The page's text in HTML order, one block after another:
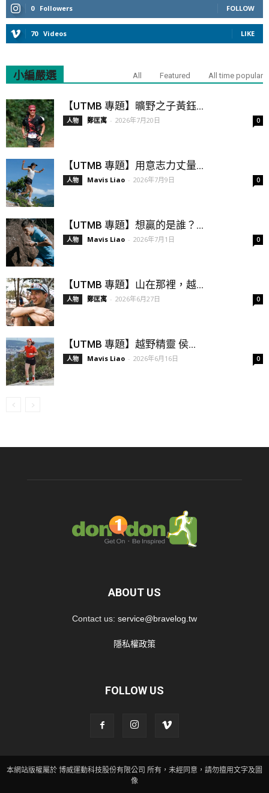
0 Followers FOLLOW
70 Videos LIKE
小編嚴選 All Featured All time popular
【UTMB 專題】曠野之子黃鈺...
人物 鄭匡寓 - 2026年7月20日 0
【UTMB 專題】用意志力丈量...
人物 Mavis Liao - 2026年7月9日 0
【UTMB 專題】想贏的是誰？...
人物 Mavis Liao - 2026年7月1日 0
【UTMB 專題】山在那裡，越...
人物 鄭匡寓 - 2026年6月27日 0
【UTMB 專題】越野精靈 侯...
人物 Mavis Liao - 2026年6月16日 0
ABOUT US
Contact us: service@bravelog.tw
隱私權政策
FOLLOW US
本網站版權屬於 博威運動科技股份有限公司 所有，未經同意，請勿擅用文字及圖
像